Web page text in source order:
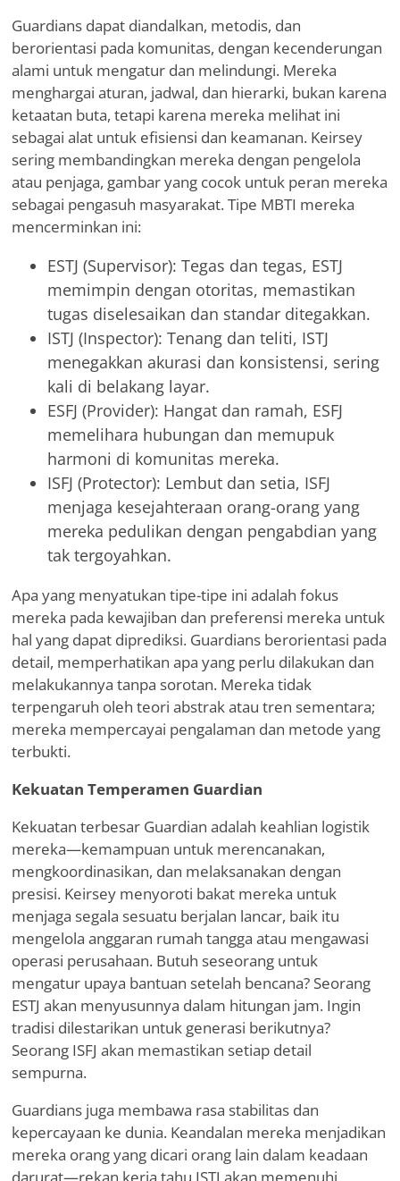
Guardians dapat diandalkan, metodis, dan
berorientasi pada komunitas, dengan kecenderungan
alami untuk mengatur dan melindungi. Mereka
menghargai aturan, jadwal, dan hierarki, bukan karena
ketaatan buta, tetapi karena mereka melihat ini
sebagai alat untuk efisiensi dan keamanan. Keirsey
sering membandingkan mereka dengan pengelola
atau penjaga, gambar yang cocok untuk peran mereka
sebagai pengasuh masyarakat. Tipe MBTI mereka
mencerminkan ini:
ESTJ (Supervisor): Tegas dan tegas, ESTJ
memimpin dengan otoritas, memastikan
tugas diselesaikan dan standar ditegakkan.
ISTJ (Inspector): Tenang dan teliti, ISTJ
menegakkan akurasi dan konsistensi, sering
kali di belakang layar.
ESFJ (Provider): Hangat dan ramah, ESFJ
memelihara hubungan dan memupuk
harmoni di komunitas mereka.
ISFJ (Protector): Lembut dan setia, ISFJ
menjaga kesejahteraan orang-orang yang
mereka pedulikan dengan pengabdian yang
tak tergoyahkan.
Apa yang menyatukan tipe-tipe ini adalah fokus
mereka pada kewajiban dan preferensi mereka untuk
hal yang dapat diprediksi. Guardians berorientasi pada
detail, memperhatikan apa yang perlu dilakukan dan
melakukannya tanpa sorotan. Mereka tidak
terpengaruh oleh teori abstrak atau tren sementara;
mereka mempercayai pengalaman dan metode yang
terbukti.
Kekuatan Temperamen Guardian
Kekuatan terbesar Guardian adalah keahlian logistik
mereka—kemampuan untuk merencanakan,
mengkoordinasikan, dan melaksanakan dengan
presisi. Keirsey menyoroti bakat mereka untuk
menjaga segala sesuatu berjalan lancar, baik itu
mengelola anggaran rumah tangga atau mengawasi
operasi perusahaan. Butuh seseorang untuk
mengatur upaya bantuan setelah bencana? Seorang
ESTJ akan menyusunnya dalam hitungan jam. Ingin
tradisi dilestarikan untuk generasi berikutnya?
Seorang ISFJ akan memastikan setiap detail
sempurna.
Guardians juga membawa rasa stabilitas dan
kepercayaan ke dunia. Keandalan mereka menjadikan
mereka orang yang dicari orang lain dalam keadaan